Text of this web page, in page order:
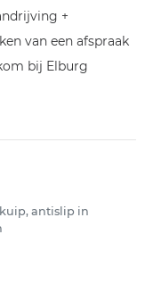
+
van een afspraak
bij Elburg
antislip in